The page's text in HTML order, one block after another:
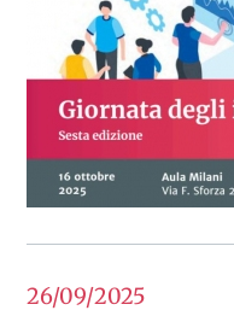
26/092025